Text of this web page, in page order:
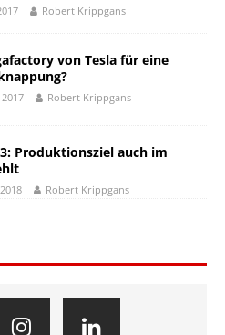
Robert Krippgans
von Tesla für eine
Robert Krippgans
Produktionsziel auch im
Robert Krippgans